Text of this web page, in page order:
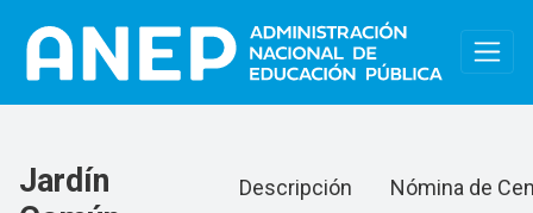
Jardín
oferta-Jardin Común
Descripción Nómina de